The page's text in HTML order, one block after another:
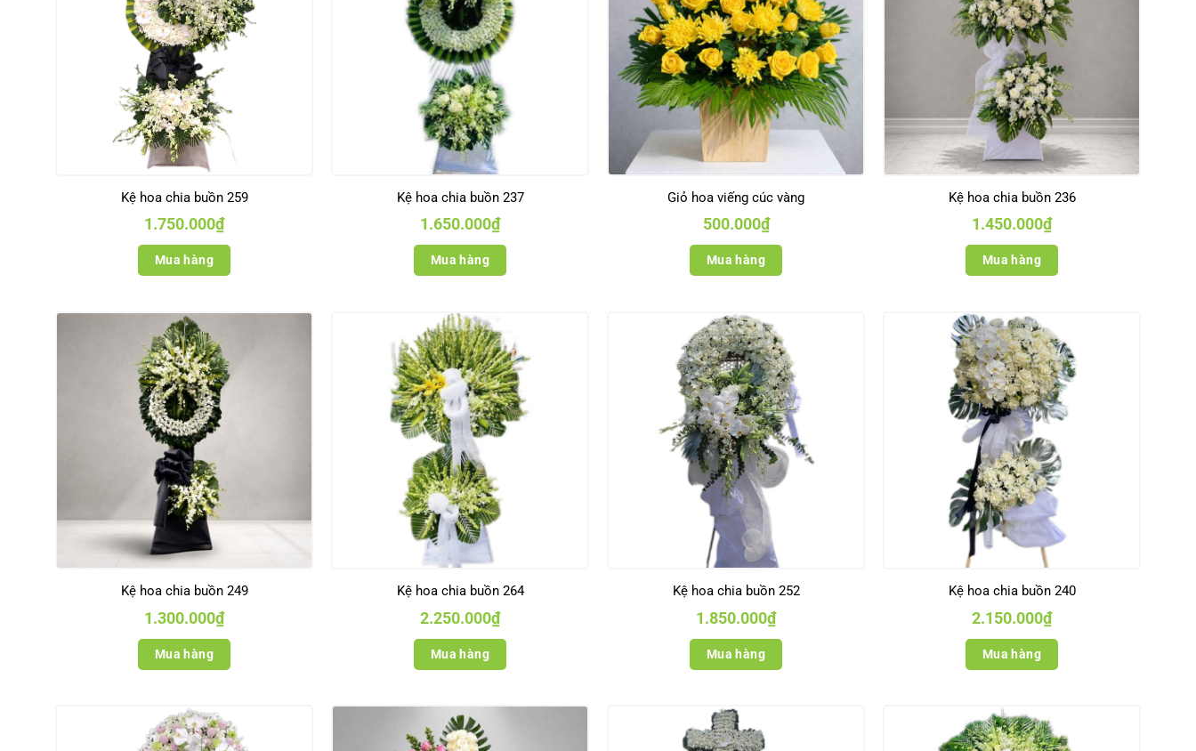
Kệ hoa chia buồn 259
1.750.000₫
Mua hàng
Kệ hoa chia buồn 237
1.650.000₫
Mua hàng
Giỏ hoa viếng cúc vàng
500.000₫
Mua hàng
Kệ hoa chia buồn 236
1.450.000₫
Mua hàng
Kệ hoa chia buồn 249
1.300.000₫
Mua hàng
Kệ hoa chia buồn 264
2.250.000₫
Mua hàng
Kệ hoa chia buồn 252
1.850.000₫
Mua hàng
Kệ hoa chia buồn 240
2.150.000₫
Mua hàng